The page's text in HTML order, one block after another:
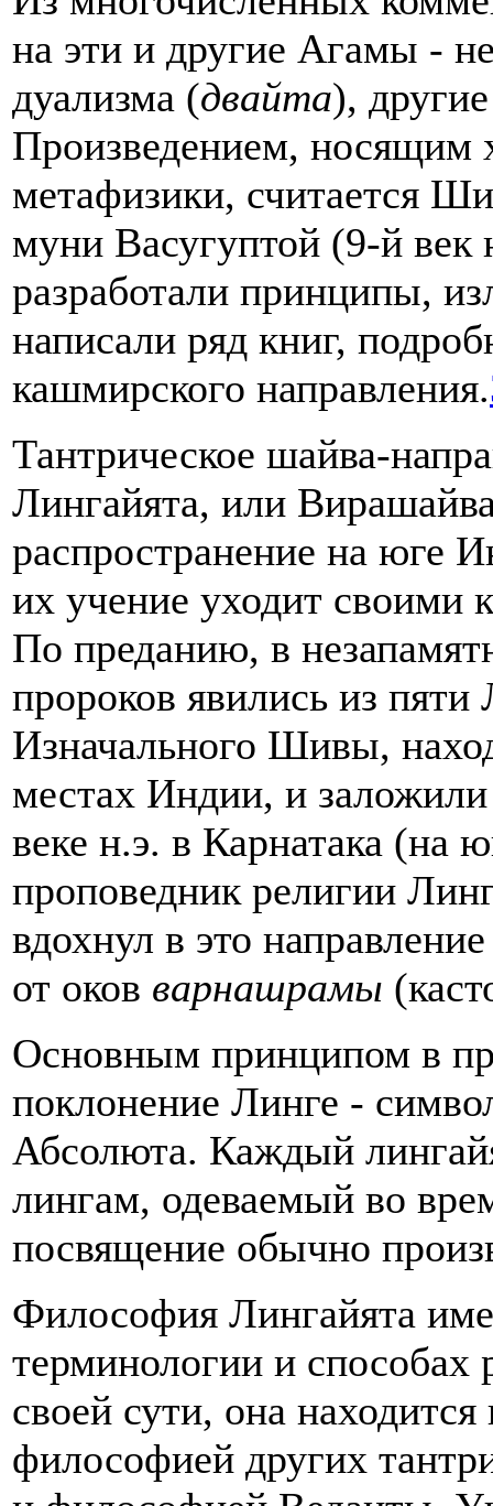
на эти и другие Агамы -
дуализма (двайта),
Произведением, носящим
метафизики, считается
муни Васугуптой (9-й
разработали принципы,
написали ряд книг,
кашмирского направления.
Тантрическое шайва-
Лингайята, или
распространение на юге
их учение уходит своими
По преданию, в
пророков явились из
Изначального Шивы,
местах Индии, и
веке н.э. в Карнатака (на
проповедник религии
вдохнул в это
от оков варнашрамы
Основным принципом в
поклонение Линге -
Абсолюта. Каждый
лингам, одеваемый во
посвящение обычно
Философия Лингайята
терминологии и способах
своей сути, она
философией других